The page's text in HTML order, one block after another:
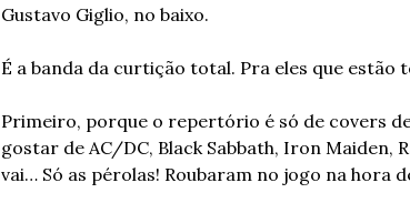
Gustavo Giglio, no baixo.
É a banda da curtição total. Pra eles que
Primeiro, porque o repertório é só de covers
gostar de AC/DC, Black Sabbath, Iron Maiden,
vai… Só as pérolas! Roubaram no jogo na hora